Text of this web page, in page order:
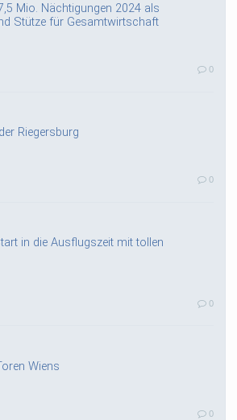
Mio. Nächtigungen 2024 als
Stütze für Gesamtwirtschaft
0
Riegersburg
0
in die Ausflugszeit mit tollen
0
Wiens
0